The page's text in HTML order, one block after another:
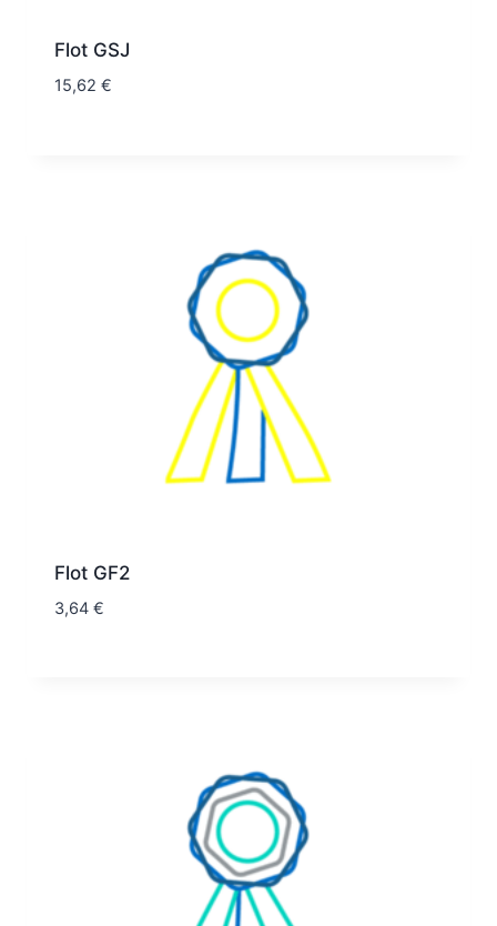
Flot GSJ
15,62 €
Flot GF2
3,64 €